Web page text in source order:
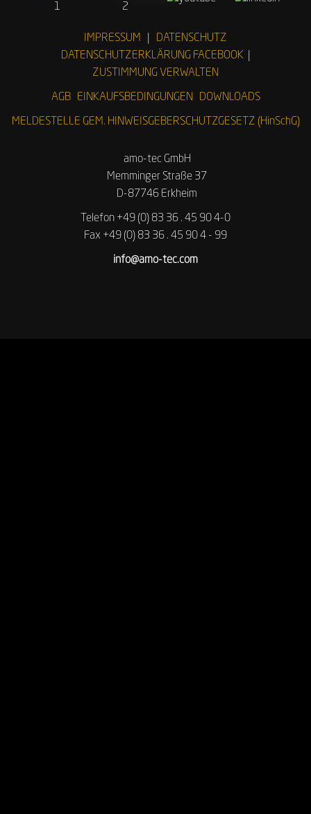
IMPRESSUM
DATENSCHUTZ
DATENSCHUTZERKLÄRUNG FACEBOOK
ZUSTIMMUNG VERWALTEN
AGB EINKAUFSBEDINGUNGEN DOWNLOADS
MELDESTELLE GEM. HINWEISGEBERSCHUTZGESETZ (HinSchG)
amo-tec GmbH
Memminger Straße 37
D-87746 Erkheim
Telefon +49 (0) 83 36 . 45 90 4-0
Fax +49 (0) 83 36 . 45 90 4 - 99
info@amo-tec.com